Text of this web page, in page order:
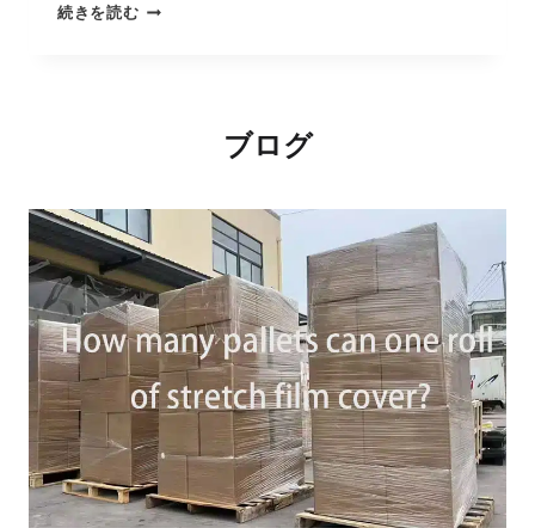
続きを読む
ブログ